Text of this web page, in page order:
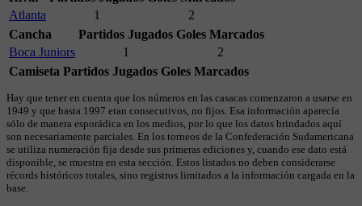
Atlanta
1
2
Cancha
Partidos Jugados Goles Marcados
Boca Juniors
1
2
Camiseta Partidos Jugados Goles Marcados
Hay que tener en cuenta que los números en las casacas comenzaron a usarse en
1949 y que hasta 1997 eran consecutivos, no fijos. Esa información aparecía
sólo de manera esporádica en los medios, por lo que los datos brindados aquí
son necesariamente parciales. En los torneos de la Confederación Sudamericana
se utiliza numeración fija desde sus primeras ediciones y, cuando ese dato está
disponible, se muestra en esta sección. Estos listados no deben considerarse
récords históricos totales, sino registros limitados a la información cargada en la
base.